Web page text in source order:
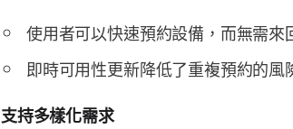
使用者可以快速預約設備，而無需來
即時可用性更新降低了重複預約的風
支持多樣化需求